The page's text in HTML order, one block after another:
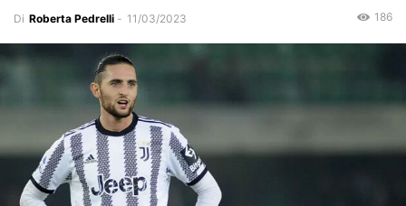
Di Roberta Pedrelli - 11/03/2023 186